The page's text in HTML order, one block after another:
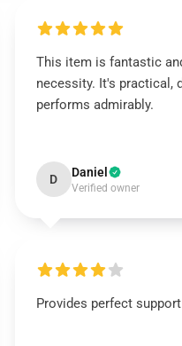
This item is fantastic
necessity. It's practical,
performs admirably.
D Daniel
Verified owner
Provides perfect